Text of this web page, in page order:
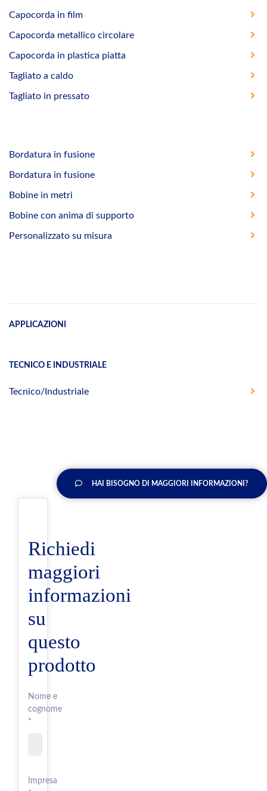
Capocorda in film
Capocorda metallico circolare
Capocorda in plastica piatta
Tagliato a caldo
Tagliato in pressato
Bordatura in fusione
Bordatura in fusione
Bobine in metri
Bobine con anima di supporto
Personalizzato su misura
APPLICAZIONI
TECNICO E INDUSTRIALE
Tecnico/Industriale
HAI BISOGNO DI MAGGIORI INFORMAZIONI?
Richiedi
maggiori
informazioni
su
questo
prodotto
Nome e
cognome
*
Impresa